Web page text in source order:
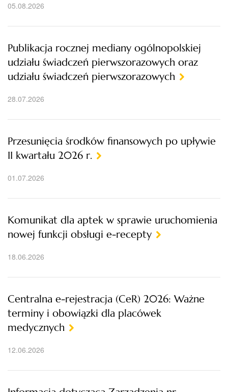
05.08.2026
Publikacja rocznej mediany ogólnopolskiej
udziału świadczeń pierwszorazowych oraz
udziału świadczeń pierwszorazowych
28.07.2026
Przesunięcia środków finansowych po upływie
II kwartału 2026 r.
01.07.2026
Komunikat dla aptek w sprawie uruchomienia
nowej funkcji obsługi e-recepty
18.06.2026
Centralna e-rejestracja (CeR) 2026: Ważne
terminy i obowiązki dla placówek
medycznych
12.06.2026